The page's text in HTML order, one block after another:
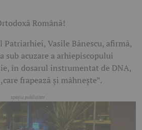
Română!
Vasile Bănescu, afirmă,
sub acuzare a arhiepiscopului
în dosarul instrumentat de DNA,
frapează şi mâhneşte”.